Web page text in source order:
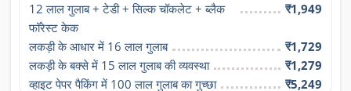
12 लाल गुलाब + टेडी + सिल्क चॉकलेट + ब्लैक
फॉरेस्ट केक
₹1,949
लकड़ी के आधार में 16 लाल गुलाब
₹1,729
लकड़ी के बक्से में 15 लाल गुलाब की व्यवस्था
₹1,279
व्हाइट पेपर पैकिंग में 100 लाल गुलाब का गुच्छा
₹5,249